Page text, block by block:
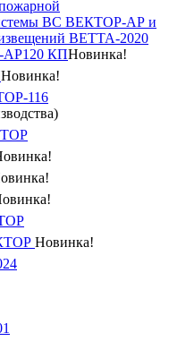
ВС ВЕКТОР-АР и
ВЕТТА-2020
КПНовинка!
Новинка!
116
Новинка!